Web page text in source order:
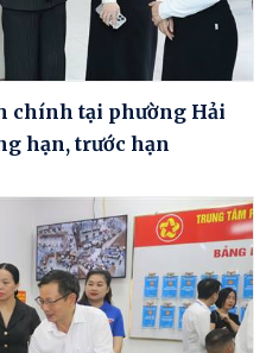
chính tại phường Hải
hạn, trước hạn